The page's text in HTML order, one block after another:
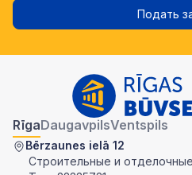
Подать
RīgaDaugavpilsVentspils
Bērzaunes ielā 12
Строительные и